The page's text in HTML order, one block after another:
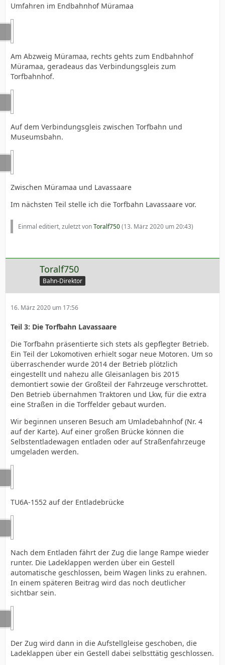
Umfahren im Endbahnhof Müramaa
Am Abzweig Müramaa, rechts gehts zum Endbahnhof
Müramaa, geradeaus das Verbindungsgleis zum
Torfbahnhof.
Auf dem Verbindungsgleis zwischen Torfbahn und
Museumsbahn.
Zwischen Müramaa und Lavassaare
Im nächsten Teil stelle ich die Torfbahn Lavassaare vor.
Einmal editiert, zuletzt vonToralf750(13. März 2020 um 20:43)
Toralf750
Bahn-Direktor
16. März 2020 um 17:56
Teil 3: Die Torfbahn Lavassaare
Die Torfbahn präsentierte sich stets als gepflegter Betrieb.
Ein Teil der Lokomotiven erhielt sogar neue Motoren. Um so
überraschender wurde 2014 der Betrieb plötzlich
eingestellt und nahezu alle Gleisanlagen bis 2015
demontiert sowie der Großteil der Fahrzeuge verschrottet.
Den Betrieb übernahmen Traktoren und Lkw, für die extra
eine Straßen in die Torffelder gebaut wurden.
Wir beginnen unseren Besuch am Umladebahnhof (Nr. 4
auf der Karte). Auf einer großen Brücke können die
Selbstentladewagen entladen oder auf Straßenfahrzeuge
umgeladen werden.
TU6A-1552 auf der Entladebrücke
Nach dem Entladen fährt der Zug die lange Rampe wieder
runter. Die Ladeklappen werden über ein Gestell
automatische geschlossen, beim Wagen links zu erahnen.
In einem späteren Beitrag wird das noch deutlicher
sichtbar sein.
Der Zug wird dann in die Aufstellgleise geschoben, die
Ladeklappen über ein Gestell dabei selbsttätig geschlossen.